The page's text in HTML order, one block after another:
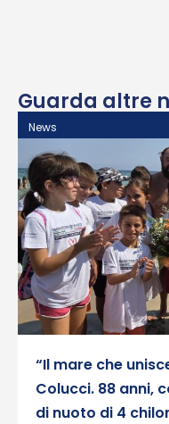
Guarda altre
News
“Il mare che
Colucci. 88 anni,
di nuoto di 4